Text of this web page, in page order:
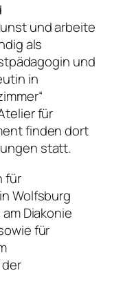
und arbeite
als
und
in
für
finden dort
statt.
für
Wolfsburg
Diakonie
für